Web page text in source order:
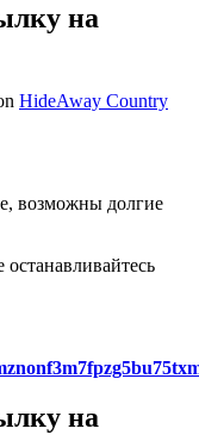
на
HideAway Country
возможны долгие
на